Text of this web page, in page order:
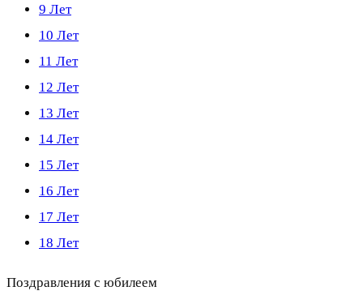
9 Лет
10 Лет
11 Лет
12 Лет
13 Лет
14 Лет
15 Лет
16 Лет
17 Лет
18 Лет
Поздравления с юбилеем